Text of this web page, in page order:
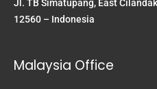
Jl. TB Simatupang, East
12560 – Indonesia
Malaysia Office